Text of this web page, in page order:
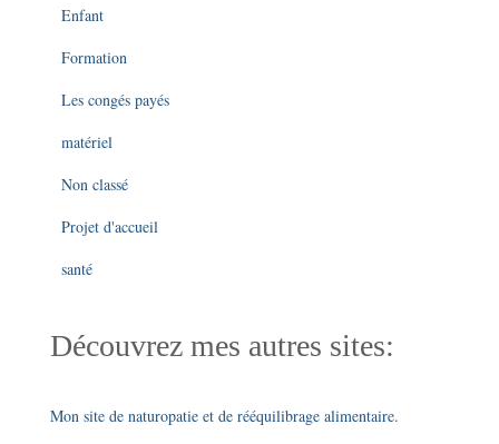
Enfant
Formation
Les congés payés
matériel
Non classé
Projet d'accueil
santé
Découvrez mes autres sites:
Mon site de naturopatie et de rééquilibrage alimentaire.